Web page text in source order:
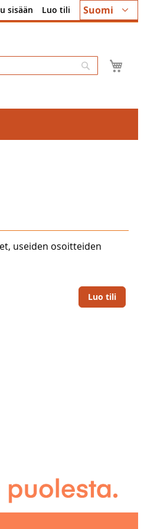
Kieli
Suomi
sisään Luo tili
Hae
useiden osoitteiden
Luo tili